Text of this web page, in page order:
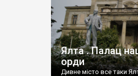
Ялта . Палац
орди
Дивне місто все таки